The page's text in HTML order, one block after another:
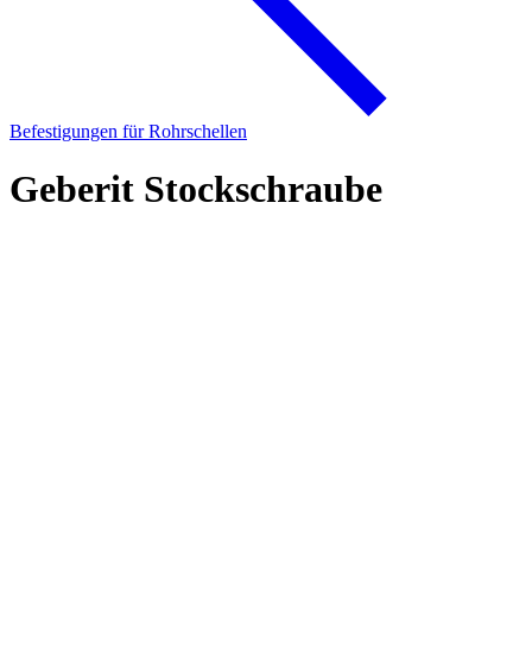
Befestigungen für Rohrschellen
Geberit Stockschraube